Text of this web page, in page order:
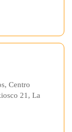
Centro
21, La